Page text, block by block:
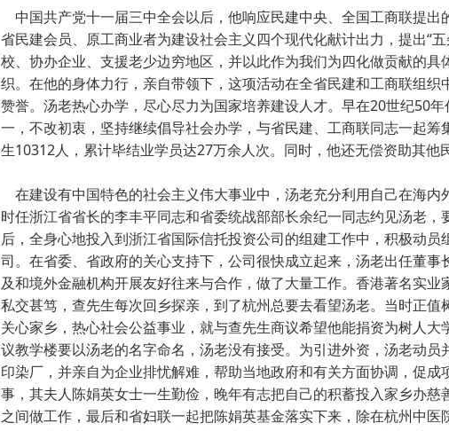
中国共产党十一届三中全会以后，他响应民建中央、全国工商联提出
省民建会员、原工商业者为建设社会主义四个现代化献计出力，提出“
校、协办企业、支援老少边穷地区，并以此作为我们为四化做贡献的
织。在他的身体力行，亲自带领下，这项活动在全省民建和工商联组
赞誉。汤老热心办学，尽心尽力为国家培养建设人才。早在20世纪50
一，不改初衷，坚持继续倡导社会办学，与省民建、工商联同志一起
生10312人，累计毕结业学员达27万余人次。同时，他还无偿资助其他
在建设有中国特色的社会主义伟大事业中，汤老充分利用自己在海
时任浙江省省长的李丰平同志和省委统战部部长余纪一同志约见汤老
后，全身心地投入到浙江省国际信托投资公司的组建工作中，积极动
司。在省委、省政府的关心支持下，公司很快成立起来，汤老出任董
及和境外金融机构开展友好往来与合作，做了大量工作。香港著名实
私交甚笃，查先生每次回乡探亲，到了杭州总要去看望汤老。当时正
关心家乡，热心社会公益事业，就与查先生商议希望他能捐资为树人
议教学楼要以汤老的名字命名，汤老没有接受。为引进外资，汤老动
印染厂，并亲自为企业排忧解难，帮助当地政府和有关方面协调，促
事，其夫人陈娟英女士一生勤俭，晚年有志把自己的积蓄投入家乡办
之间做工作，最后和省妇联一起把陈娟英基金落实下来，除在杭州中